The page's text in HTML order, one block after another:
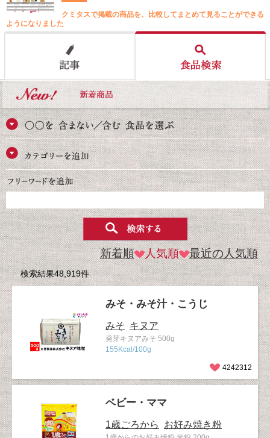
クミタスで掲載の商品を、比較してまとめて見ることができる
ようになりました
新着順 人気順 最近の人気順
検索結果48,919件
みそ・みそ汁・こうじ
みそ キヌア
発芽キヌアみそ 500g
155Kcal/100g
4242312
ベビー・ママ
1歳ごろから お好み焼き粉